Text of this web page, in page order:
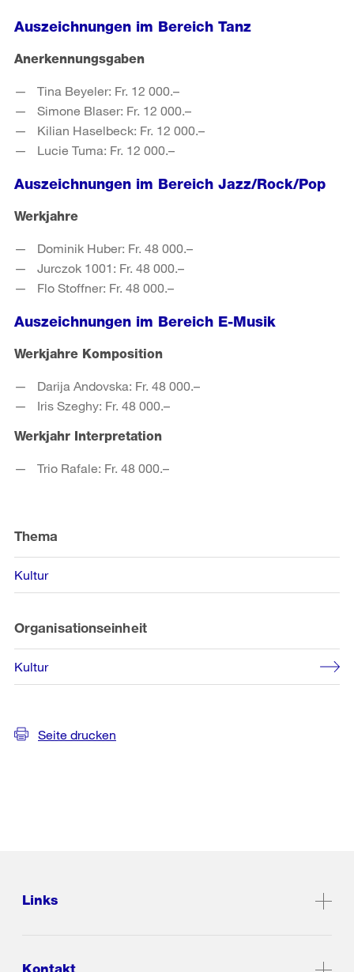
Auszeichnungen im Bereich Tanz
Anerkennungsgaben
Tina Beyeler: Fr. 12 000.–
Simone Blaser: Fr. 12 000.–
Kilian Haselbeck: Fr. 12 000.–
Lucie Tuma: Fr. 12 000.–
Auszeichnungen im Bereich Jazz/Rock/Pop
Werkjahre
Dominik Huber: Fr. 48 000.–
Jurczok 1001: Fr. 48 000.–
Flo Stoffner: Fr. 48 000.–
Auszeichnungen im Bereich E-Musik
Werkjahre Komposition
Darija Andovska: Fr. 48 000.–
Iris Szeghy: Fr. 48 000.–
Werkjahr Interpretation
Trio Rafale: Fr. 48 000.–
Informationen
Thema
Kultur
Organisationseinheit
Kultur
Seite drucken
Links